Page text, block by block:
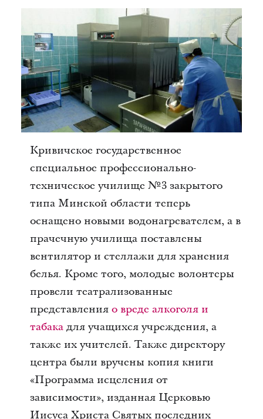
Кривичское государственное
специальное профессионально-
техническое училище №3 закрытого
типа Минской области теперь
оснащено новыми водонагревателем, а в
прачечную училища поставлены
вентилятор и стеллажи для хранения
белья. Кроме того, молодые волонтеры
провели театрализованные
представления о вреде алкоголя и
табакадля учащихся учреждения, а
также их учителей. Также директору
центра были вручены копия книги
«Программа исцеления от
зависимости», изданная Церковью
Иисуса Христа Святых последних